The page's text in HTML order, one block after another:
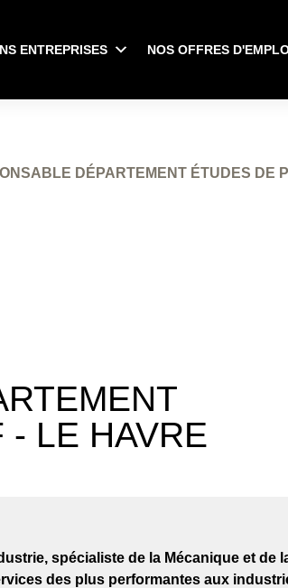
ENTREPRISES NOS OFFRES
DÉPARTEMENT ÉTUDES DE
- LE HAVRE
spécialiste de la Mécanique et
des plus performantes aux